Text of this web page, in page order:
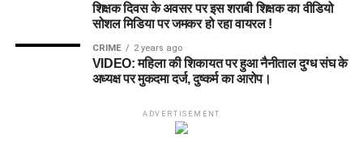
शिक्षक दिवस के अवसर पर इस शराबी शिक्षक का वीडियो
सोशल मिडिया पर जमकर हो रहा वायरल !
CRIME 2 years ago
VIDEO: महिला की शिकायत पर हुआ नैनीताल दुग्ध संघ के
अध्यक्ष पर मुकदमा दर्ज, दुष्कर्म का आरोप।
ADVERTISEMENT